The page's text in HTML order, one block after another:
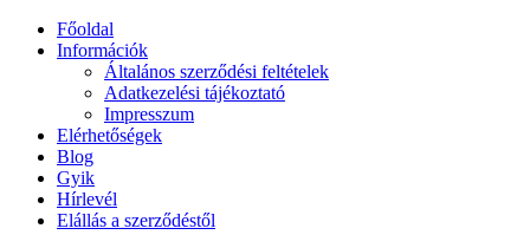
Főoldal
Információk
Általános szerződési feltételek
Adatkezelési tájékoztató
Impresszum
Elérhetőségek
Blog
Gyik
Hírlevél
Elállás a szerződéstől